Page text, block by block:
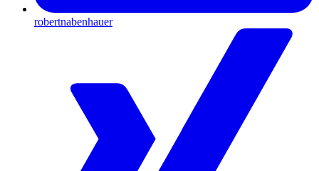
robertnabenhauer